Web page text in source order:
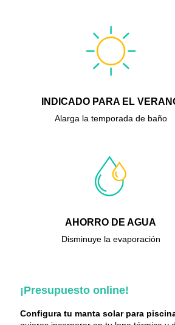
INDICADO PARA EL
Alarga la temporada de baño
AHORRO DE AGUA
Disminuye la evaporación
¡Presupuesto online!
Configura tu manta solar para